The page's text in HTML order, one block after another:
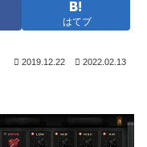
はてブ
2019.12.22 2022.02.13